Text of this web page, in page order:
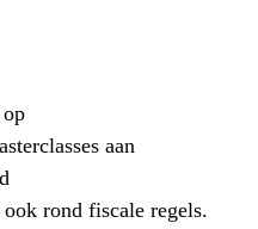
aan
rond fiscale regels.